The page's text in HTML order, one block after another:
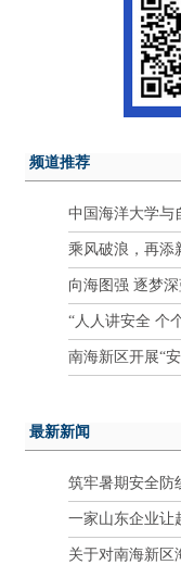
频道推荐
中国海洋大学与
乘风破浪，再添
向海图强 逐梦
“人人讲安全 个
南海新区开展“
最新新闻
筑牢暑期安全防
一家山东企业让
关于对南海新区